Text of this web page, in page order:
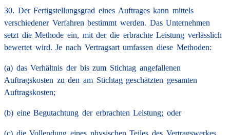
30. Der Fertigstellungsgrad eines Auftrages kann mittels
verschiedener Verfahren bestimmt werden. Das Unternehmen
setzt die Methode ein, mit der die erbrachte Leistung verlässlich
bewertet wird. Je nach Vertragsart umfassen diese Methoden:
(a) das Verhältnis der bis zum Stichtag angefallenen
Auftragskosten zu den am Stichtag geschätzten gesamten
Auftragskosten;
(b) eine Begutachtung der erbrachten Leistung; oder